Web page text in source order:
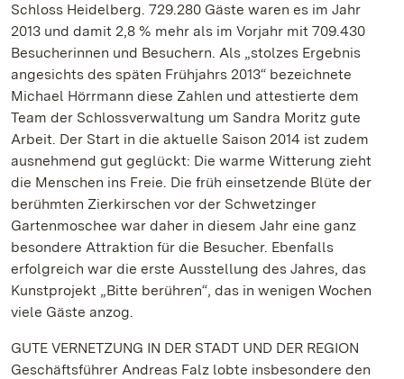
Schloss Heidelberg. 729.280 Gäste waren es im Jahr
2013 und damit 2,8 % mehr als im Vorjahr mit 709.430
Besucherinnen und Besuchern. Als „stolzes Ergebnis
angesichts des späten Frühjahrs 2013“ bezeichnete
Michael Hörrmann diese Zahlen und attestierte dem
Team der Schlossverwaltung um Sandra Moritz gute
Arbeit. Der Start in die aktuelle Saison 2014 ist zudem
ausnehmend gut geglückt: Die warme Witterung zieht
die Menschen ins Freie. Die früh einsetzende Blüte der
berühmten Zierkirschen vor der Schwetzinger
Gartenmoschee war daher in diesem Jahr eine ganz
besondere Attraktion für die Besucher. Ebenfalls
erfolgreich war die erste Ausstellung des Jahres, das
Kunstprojekt „Bitte berühren“, das in wenigen Wochen
viele Gäste anzog.
GUTE VERNETZUNG IN DER STADT UND DER REGION
Geschäftsführer Andreas Falz lobte insbesondere den